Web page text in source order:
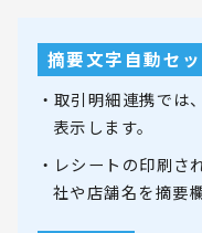
摘要文字自動セ
・取引明細連携では
表示します。
・レシートの印刷さ
社や店舗名を摘要